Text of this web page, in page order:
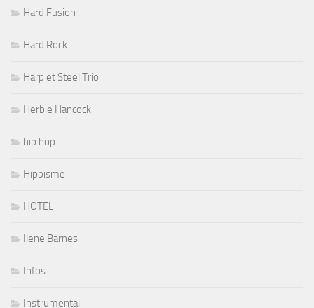
Hard Fusion
Hard Rock
Harp et Steel Trio
Herbie Hancock
hip hop
Hippisme
HOTEL
Ilene Barnes
Infos
Instrumental